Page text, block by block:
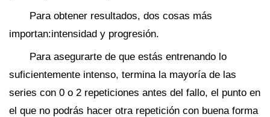
Para obtener resultados, dos cosas más
importan:intensidad y progresión.
Para asegurarte de que estás entrenando lo
suficientemente intenso, termina la mayoría de las
series con 0 o 2 repeticiones antes del fallo, el punto en
el que no podrás hacer otra repetición con buena forma